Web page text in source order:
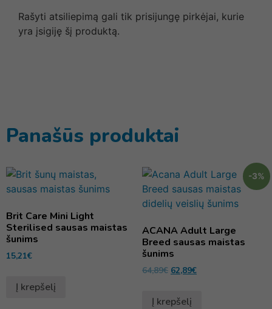
Rašyti atsiliepimą gali tik prisijungę pirkėjai, kurie
yra įsigiję šį produktą.
Panašūs produktai
Brit Care Mini Light
Sterilised sausas maistas
šunims
15,21€
Į krepšelį
-3%
ACANA Adult Large
Breed sausas maistas
šunims
64,89€ 62,89€
Į krepšelį